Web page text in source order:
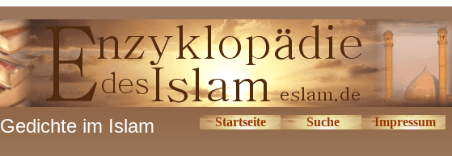
Gedichte im Islam Startseite Suche Impressum